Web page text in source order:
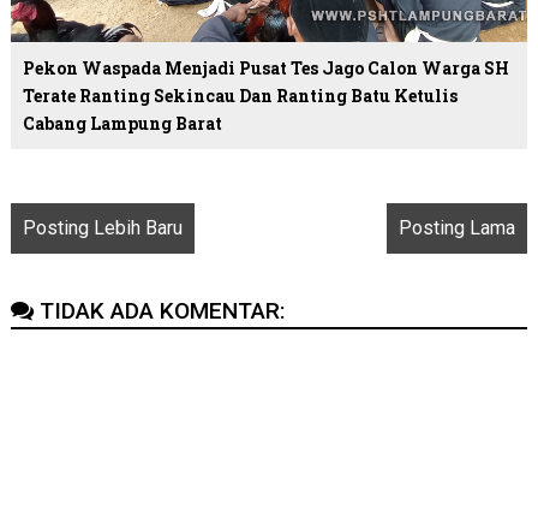
Pekon Waspada Menjadi Pusat Tes Jago Calon Warga SH
Terate Ranting Sekincau Dan Ranting Batu Ketulis
Cabang Lampung Barat
Posting Lebih Baru Posting Lama
TIDAK ADA KOMENTAR: